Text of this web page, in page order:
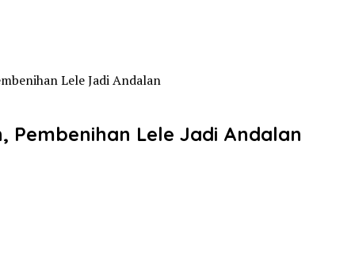
Lele Jadi Andalan
Pembenihan Lele Jadi Andalan